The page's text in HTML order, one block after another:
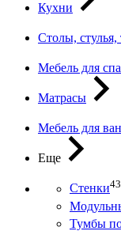
Кухни
Столы, стулья,
Мебель для
Матрасы
Мебель для
Еще
Стенки43
Тумбы